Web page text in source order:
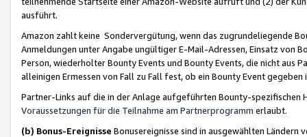
ausführt.
Amazon zahlt keine Sondervergütung, wenn das zugrundeliegende
Anmeldungen unter Angabe ungültiger E-Mail-Adressen, Einsatz von
Person, wiederholter Bounty Events und Bounty Events, die nicht
alleinigen Ermessen von Fall zu Fall fest, ob ein Bounty Event
Partner-Links auf die in der Anlage aufgeführten Bounty-spezifischen
Voraussetzungen für die Teilnahme am Partnerprogramm erlaubt.
(b) Bonus-Ereignisse Bonusereignisse sind in ausgewählten Ländern